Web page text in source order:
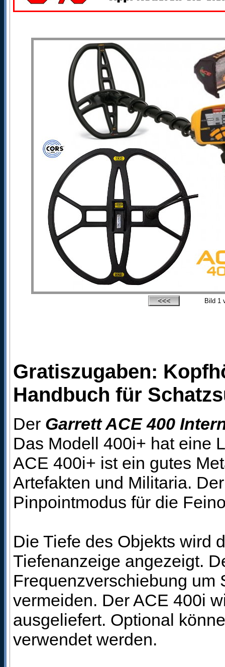
Bild 1
Gratiszugaben:
Handbuch für
Der Garrett ACE 400
Das Modell 400i+ hat eine
ACE 400i+ ist ein gutes
Artefakten und Militaria.
Pinpointmodus für die
Die Tiefe des Objekts wird
Tiefenanzeige angezeigt.
Frequenzverschiebung um
vermeiden. Der ACE 400i
ausgeliefert. Optional
verwendet werden.